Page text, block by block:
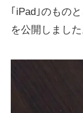
｢iPad｣のもの
を公開しました